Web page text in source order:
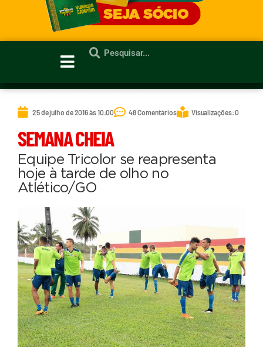
25 de julho de 2016 às 10:00 48 Comentários Visualizações: 0
SEMANA CHEIA
Equipe Tricolor se reapresenta
hoje à tarde de olho no
Atlético/GO